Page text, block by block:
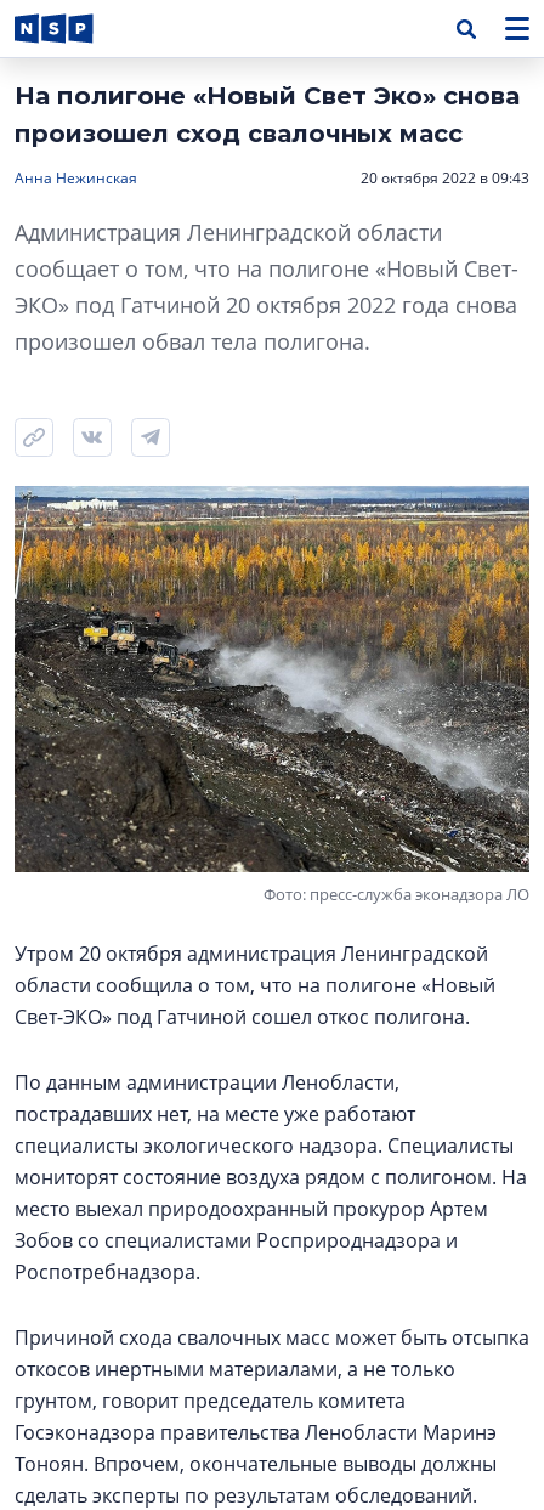
На полигоне «Новый Свет Эко» снова
произошел сход свалочных масс
Анна Нежинская 20 октября 2022 в 09:43
Администрация Ленинградской области
сообщает о том, что на полигоне «Новый Свет-
ЭКО» под Гатчиной 20 октября 2022 года снова
произошел обвал тела полигона.
Фото: пресс-служба эконадзора ЛО
Утром 20 октября администрация Ленинградской
области сообщила о том, что на полигоне «Новый
Свет-ЭКО» под Гатчиной сошел откос полигона.
По данным администрации Ленобласти,
пострадавших нет, на месте уже работают
специалисты экологического надзора. Специалисты
мониторят состояние воздуха рядом с полигоном. На
место выехал природоохранный прокурор Артем
Зобов со специалистами Росприроднадзора и
Роспотребнадзора.
Причиной схода свалочных масс может быть отсыпка
откосов инертными материалами, а не только
грунтом, говорит председатель комитета
Госэконадзора правительства Ленобласти Маринэ
Тоноян. Впрочем, окончательные выводы должны
сделать эксперты по результатам обследований.